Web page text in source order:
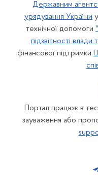
Державним
урядування України
технічної допомоги
підзвітності влади
фінансової підтримки
Портал працює в
зауваження або